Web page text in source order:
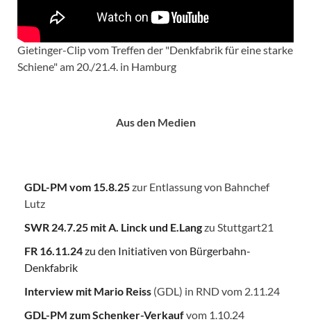
Gietinger-Clip vom Treffen der "Denkfabrik für eine starke
Schiene" am 20./21.4. in Hamburg
Aus den Medien
GDL-PM vom 15.8.25zur Entlassung von Bahnchef
Lutz
SWR 24.7.25 mit A. Linck und E.Langzu Stuttgart21
FR 16.11.24zu den Initiativen von Bürgerbahn-
Denkfabrik
Interview mit Mario Reiss (GDL) in RND vom 2.11.24
GDL-PM zum Schenker-Verkaufvom 1.10.24